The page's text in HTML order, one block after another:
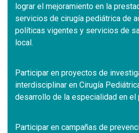
lograr el mejoramiento en la
servicios de cirugía pediátrica de
políticas vigentes y servicios de
local.
Participar en proyectos de
interdisciplinar en Cirugía
desarrollo de la especialidad en el
Participar en campañas de